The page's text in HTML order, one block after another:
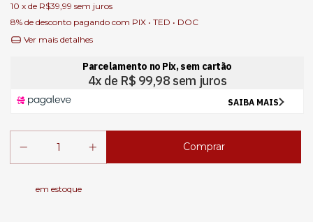
10 x de R$39,99 sem juros
8% de desconto pagando com PIX • TED • DOC
Ver mais detalhes
em estoque